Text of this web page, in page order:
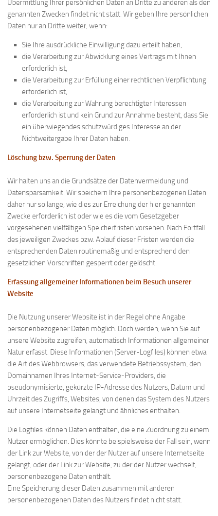
Ausschreibungen
Links
Übermittlung Ihrer persönlichen Daten an Dritte zu anderen als den
genannten Zwecken findet nicht statt. Wir geben Ihre persönlichen
Daten nur an Dritte weiter, wenn:
Sie Ihre ausdrückliche Einwilligung dazu erteilt haben,
die Verarbeitung zur Abwicklung eines Vertrags mit Ihnen
erforderlich ist,
die Verarbeitung zur Erfüllung einer rechtlichen Verpflichtung
erforderlich ist,
die Verarbeitung zur Wahrung berechtigter Interessen
erforderlich ist und kein Grund zur Annahme besteht, dass Sie
ein überwiegendes schutzwürdiges Interesse an der
Nichtweitergabe Ihrer Daten haben.
Löschung bzw. Sperrung der Daten
Wir halten uns an die Grundsätze der Datenvermeidung und
Datensparsamkeit. Wir speichern Ihre personenbezogenen Daten
daher nur so lange, wie dies zur Erreichung der hier genannten
Zwecke erforderlich ist oder wie es die vom Gesetzgeber
vorgesehenen vielfältigen Speicherfristen vorsehen. Nach Fortfall
des jeweiligen Zweckes bzw. Ablauf dieser Fristen werden die
entsprechenden Daten routinemäßig und entsprechend den
gesetzlichen Vorschriften gesperrt oder gelöscht.
Erfassung allgemeiner Informationen beim Besuch unserer
Website
Die Nutzung unserer Website ist in der Regel ohne Angabe
personenbezogener Daten möglich. Doch werden, wenn Sie auf
unsere Website zugreifen, automatisch Informationen allgemeiner
Natur erfasst. Diese Informationen (Server-Logfiles) können etwa
die Art des Webbrowsers, das verwendete Betriebssystem, den
Domainnamen Ihres Internet-Service-Providers, die
pseudonymisierte, gekürzte IP-Adresse des Nutzers, Datum und
Uhrzeit des Zugriffs, Websites, von denen das System des Nutzers
auf unsere Internetseite gelangt und ähnliches enthalten.
Die Logfiles können Daten enthalten, die eine Zuordnung zu einem
Nutzer ermöglichen. Dies könnte beispielsweise der Fall sein, wenn
der Link zur Website, von der der Nutzer auf unsere Internetseite
gelangt, oder der Link zur Website, zu der der Nutzer wechselt,
personenbezogene Daten enthält.
Eine Speicherung dieser Daten zusammen mit anderen
personenbezogenen Daten des Nutzers findet nicht statt.